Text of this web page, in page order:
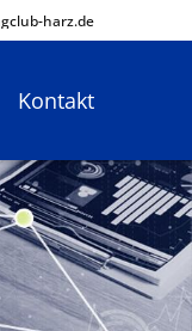
harz.de
Kontakt